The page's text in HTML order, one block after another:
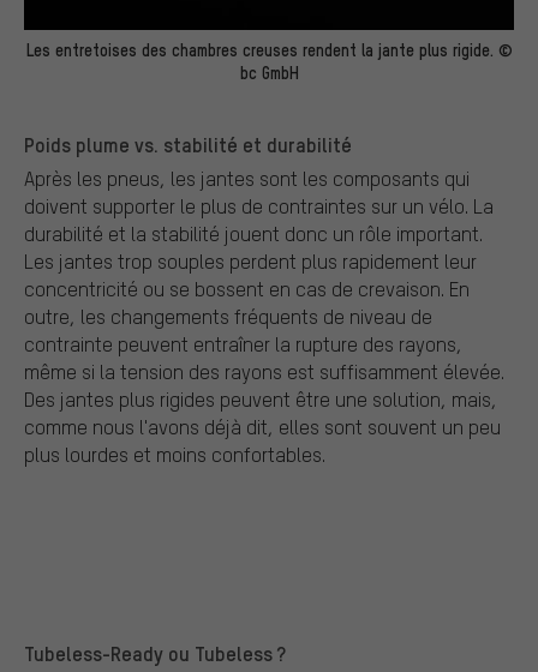
Les entretoises des chambres creuses rendent la jante plus rigide. ©
bc GmbH
Poids plume vs. stabilité et durabilité
Après les pneus, les jantes sont les composants qui
doivent supporter le plus de contraintes sur un vélo. La
durabilité et la stabilité jouent donc un rôle important.
Les jantes trop souples perdent plus rapidement leur
concentricité ou se bossent en cas de crevaison. En
outre, les changements fréquents de niveau de
contrainte peuvent entraîner la rupture des rayons,
même si la tension des rayons est suffisamment élevée.
Des jantes plus rigides peuvent être une solution, mais,
comme nous l'avons déjà dit, elles sont souvent un peu
plus lourdes et moins confortables.
Tubeless-Ready ou Tubeless ?